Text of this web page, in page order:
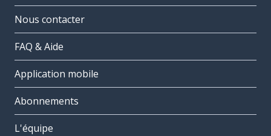
Nous contacter
FAQ & Aide
Application mobile
Abonnements
L'équipe